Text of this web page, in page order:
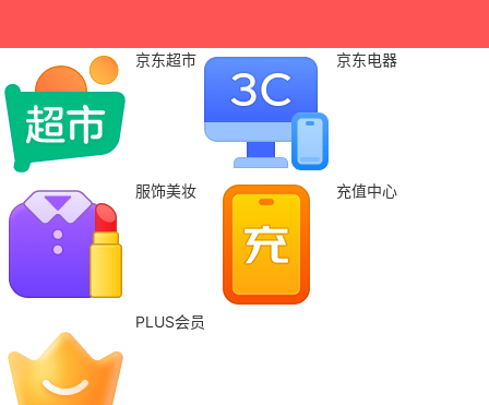
京东超市 京东电器
服饰美妆 充值中心
PLUS会员